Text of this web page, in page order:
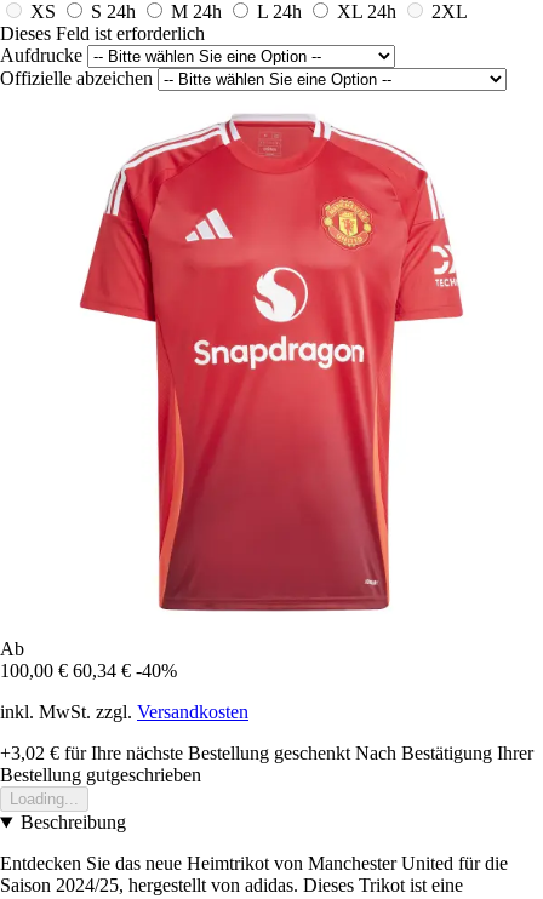
XS
S 24h M 24h L 24h XL 24h
2XL
Dieses Feld ist erforderlich
Aufdrucke
Offizielle abzeichen
Ab
100,00 € 60,34 € -40%
inkl. MwSt. zzgl. Versandkosten
+3,02 € für Ihre nächste Bestellung geschenkt Nach Bestätigung Ihrer
Bestellung gutgeschrieben
Loading...
Beschreibung
Entdecken Sie das neue Heimtrikot von Manchester United für die
Saison 2024/25, hergestellt von adidas. Dieses Trikot ist eine